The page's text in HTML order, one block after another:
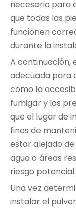
necesario para
que todas las
funcionen
durante la
A continuación,
adecuada para
como la
fumigar y las
que el lugar de
fines de
estar alejado
agua o áreas
riesgo potencial.
Una vez
instalar el